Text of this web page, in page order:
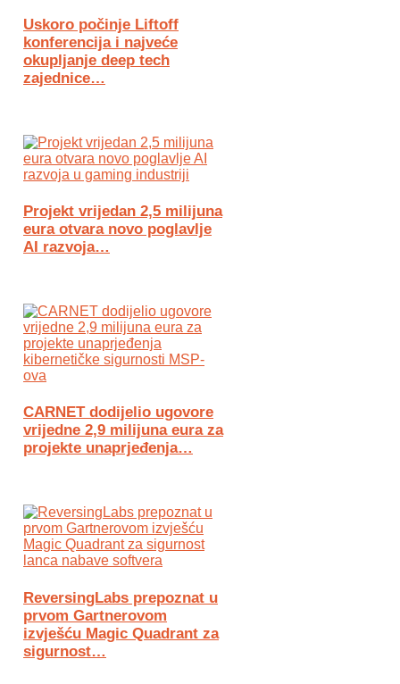
Uskoro počinje Liftoff
konferencija i najveće
okupljanje deep tech
zajednice…
Projekt vrijedan 2,5 milijuna
eura otvara novo poglavlje
AI razvoja…
CARNET dodijelio ugovore
vrijedne 2,9 milijuna eura za
projekte unaprjeđenja…
ReversingLabs prepoznat u
prvom Gartnerovom
izvješću Magic Quadrant za
sigurnost…